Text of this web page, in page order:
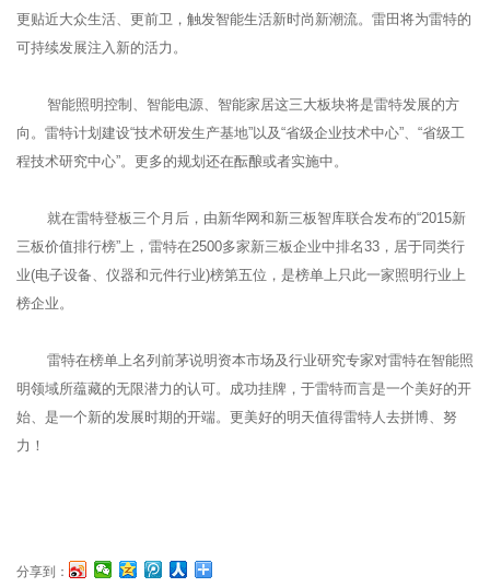
更贴近大众生活、更前卫，触发智能生活新时尚新潮流。雷田将为雷特的
可持续发展注入新的活力。
智能照明控制、智能电源、智能家居这三大板块将是雷特发展的方
向。雷特计划建设“技术研发生产基地”以及“省级企业技术中心”、“省级工
程技术研究中心”。更多的规划还在酝酿或者实施中。
就在雷特登板三个月后，由新华网和新三板智库联合发布的“2015新
三板价值排行榜”上，雷特在2500多家新三板企业中排名33，居于同类行
业(电子设备、仪器和元件行业)榜第五位，是榜单上只此一家照明行业上
榜企业。
雷特在榜单上名列前茅说明资本市场及行业研究专家对雷特在智能照
明领域所蕴藏的无限潜力的认可。成功挂牌，于雷特而言是一个美好的开
始、是一个新的发展时期的开端。更美好的明天值得雷特人去拼博、努
力！
分享到：